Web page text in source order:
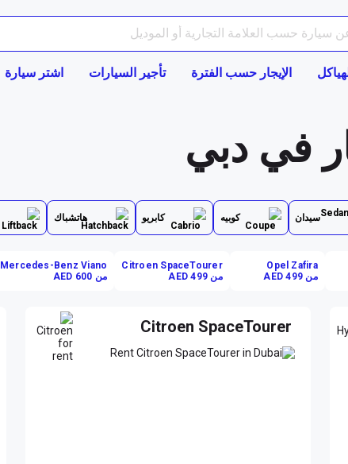
الإيجار حسب الفترة تأجير السيارات اشتر سيارة
في دبي
سيدان كوبيه كابريو هاتشباك
Opel Zafira
من AED 499
Citroen SpaceTourer
من AED 499
Mercedes-Benz Viano
من AED 600
Citroen SpaceTourer